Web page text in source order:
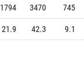
1794 3470
745
21.9 42.3 9.1